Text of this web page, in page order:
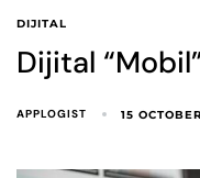
DIJITAL
Dijital
APPLOGIST 15